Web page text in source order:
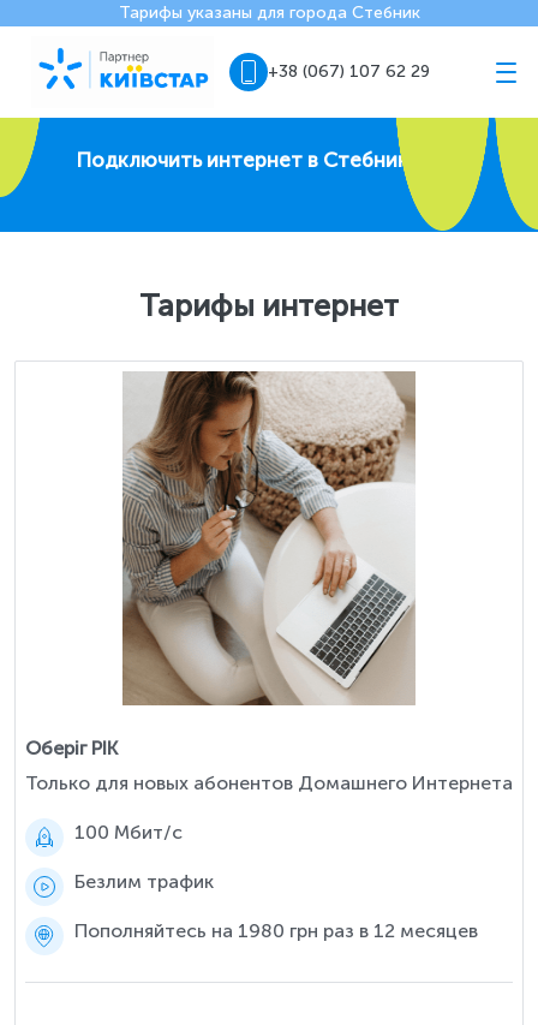
Тарифы указаны для города Стебник
+38 (067) 107 62 29
Подключить интернет в Стебнике
Тарифы интернет
Оберіг РІК
Только для новых абонентов Домашнего Интернета
100 Мбит/c
Безлим трафик
Пополняйтесь на 1980 грн раз в 12 месяцев